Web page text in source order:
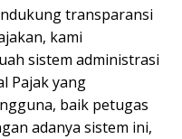
transparansi
kami
sistem administrasi
Pajak yang
baik petugas
adanya sistem ini,